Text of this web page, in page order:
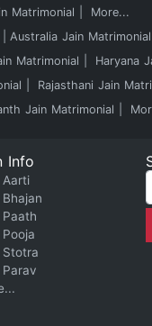
Matrimonial
More...
Australia Jain Matrimonial
Matrimonial Haryana
Rajasthani Jain
Jain Matrimonial
Info